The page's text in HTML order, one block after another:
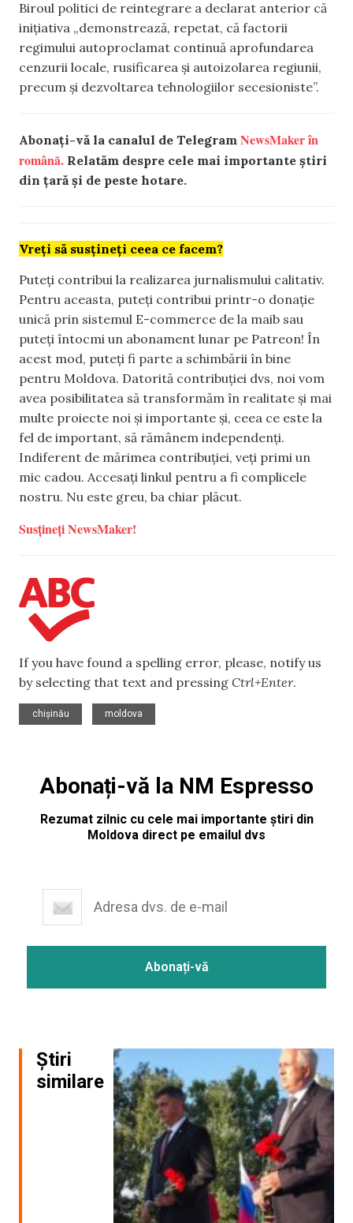
Biroul politici de reintegrare a declarat anterior că
inițiativa „demonstrează, repetat, că factorii
regimului autoproclamat continuă aprofundarea
cenzurii locale, rusificarea și autoizolarea regiunii,
precum și dezvoltarea tehnologiilor secesioniste”.
Abonați-vă la canalul de Telegram NewsMaker în
română. Relatăm despre cele mai importante știri
din țară și de peste hotare.
Vreți să susțineți ceea ce facem?
Puteți contribui la realizarea jurnalismului calitativ.
Pentru aceasta, puteți contribui printr-o donație
unică prin sistemul E-commerce de la maib sau
puteți întocmi un abonament lunar pe Patreon! În
acest mod, puteți fi parte a schimbării în bine
pentru Moldova. Datorită contribuției dvs, noi vom
avea posibilitatea să transformăm în realitate și mai
multe proiecte noi și importante și, ceea ce este la
fel de important, să rămânem independenți.
Indiferent de mărimea contribuției, veți primi un
mic cadou. Accesați linkul pentru a fi complicele
nostru. Nu este greu, ba chiar plăcut.
Susțineți NewsMaker!
If you have found a spelling error, please, notify us
by selecting that text and pressing Ctrl+Enter.
chișinău
moldova
Abonați-vă la NM Espresso
Rezumat zilnic cu cele mai importante știri din
Moldova direct pe emailul dvs
Știri
similare